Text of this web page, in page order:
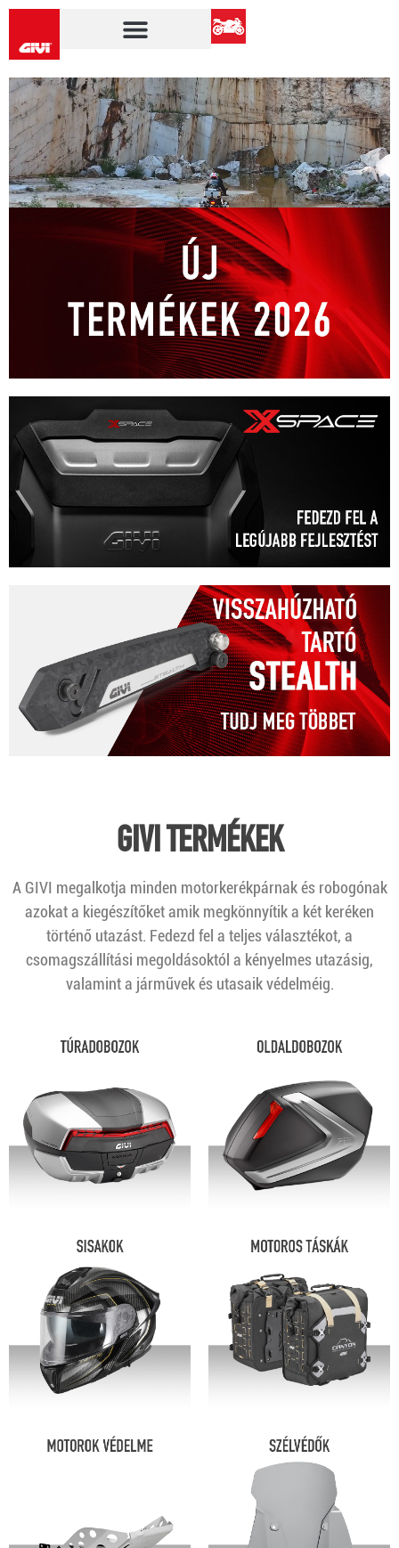
GIVI TERMÉKEK
A GIVI megalkotja minden motorkerékpárnak és robogónak
azokat a kiegészítőket amik megkönnyítik a két keréken
történő utazást. Fedezd fel a teljes választékot, a
csomagszállítási megoldásoktól a kényelmes utazásig,
valamint a járművek és utasaik védelméig.